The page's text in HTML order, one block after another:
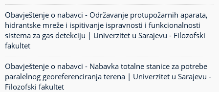
Obavještenje o nabavci - Održavanje protupožarnih aparata,
hidrantske mreže i ispitivanje ispravnosti i funkcionalnosti
sistema za gas detekciju | Univerzitet u Sarajevu - Filozofski
fakultet
Obavještenje o nabavci - Nabavka totalne stanice za potrebe
paralelnog georeferenciranja terena | Univerzitet u Sarajevu -
Filozofski fakultet